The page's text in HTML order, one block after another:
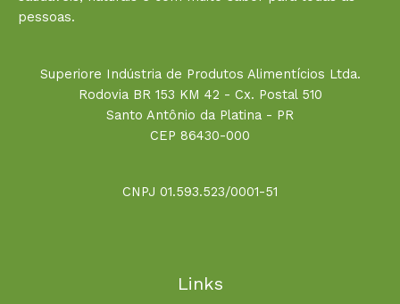
pessoas.
Superiore Indústria de Produtos Alimentícios Ltda.
Rodovia BR 153 KM 42 - Cx. Postal 510
Santo Antônio da Platina - PR
CEP 86430-000
CNPJ 01.593.523/0001-51
Links